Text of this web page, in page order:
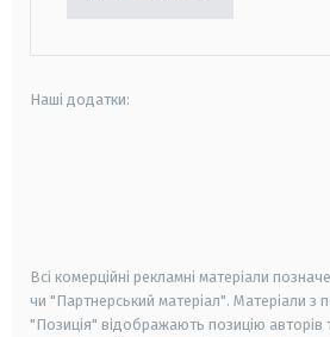
Наші додатки:
Всі комерційні рекламні матеріали
чи "Партнерський матеріал". Матеріали з
"Позиція" відображають позицію авторів